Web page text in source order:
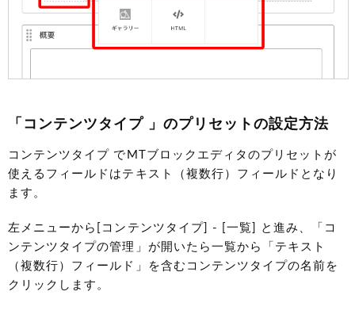
「コンテンツタイプ 」のプリセットの設定方法
コンテンツタイプ でMTブロックエディタのプリセットが
使えるフィールドはテキスト（複数行）フィールドとなり
ます。
左メニューから[コンテンツタイプ] - [一覧] と進み、「コ
ンテンツタイプの管理」が開いたら一覧から「テキスト
（複数行）フィールド」を含むコンテンツタイプの名前を
クリックします。